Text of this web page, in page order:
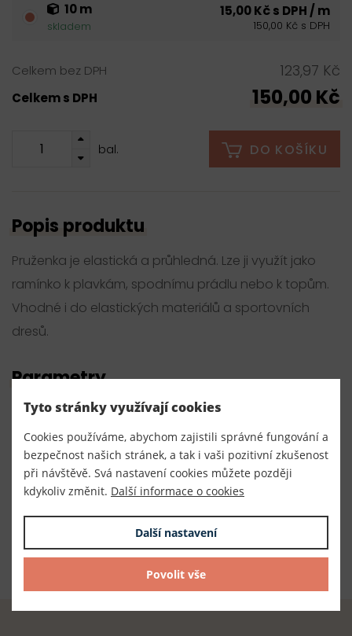
10 m
skladem
15,00 Kč s DPH / m
150,00 Kč s DPH
Celkem bez DPH 123,97 Kč
Celkem s DPH 150,00 Kč
bal. DO KOŠÍKU
Popis produktu
Pruženka je elastická a průhledná. Lze ji využít jako
ramínko k plavkám, spodnímu prádlu nebo k topům.
Vhodné i do elastických materiálů a sportovních
dresů.
Parametry
Číslo produktu:
020091
Výrobce
EU
TKACZIK s.r.o.
Tyto stránky využívají cookies
Cookies používáme, abychom zajistili správné fungování a
bezpečnost našich stránek, a tak i vaši pozitivní zkušenost
při návštěvě. Svá nastavení cookies můžete později
kdykoliv změnit. Další informace o cookies
Další nastavení
Povolit vše